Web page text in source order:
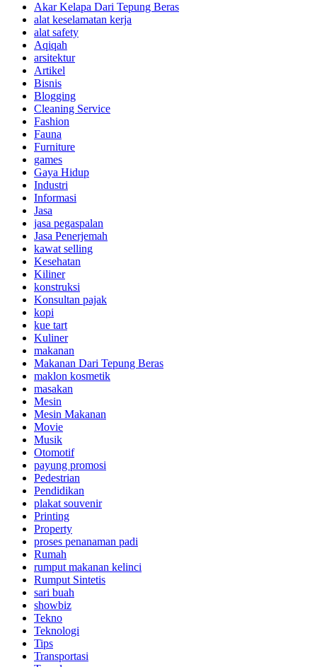
Akar Kelapa Dari Tepung Beras
alat keselamatan kerja
alat safety
Aqiqah
arsitektur
Artikel
Bisnis
Blogging
Cleaning Service
Fashion
Fauna
Furniture
games
Gaya Hidup
Industri
Informasi
Jasa
jasa pegaspalan
Jasa Penerjemah
kawat selling
Kesehatan
Kiliner
konstruksi
Konsultan pajak
kopi
kue tart
Kuliner
makanan
Makanan Dari Tepung Beras
maklon kosmetik
masakan
Mesin
Mesin Makanan
Movie
Musik
Otomotif
payung promosi
Pedestrian
Pendidikan
plakat souvenir
Printing
Property
proses penanaman padi
Rumah
rumput makanan kelinci
Rumput Sintetis
sari buah
showbiz
Tekno
Teknologi
Tips
Transportasi